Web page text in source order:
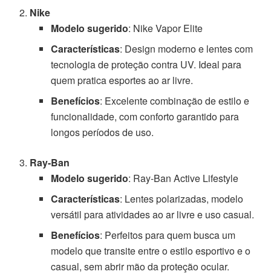
Nike
Modelo sugerido: Nike Vapor Elite
Características: Design moderno e lentes com
tecnologia de proteção contra UV. Ideal para
quem pratica esportes ao ar livre.
Benefícios: Excelente combinação de estilo e
funcionalidade, com conforto garantido para
longos períodos de uso.
Ray-Ban
Modelo sugerido: Ray-Ban Active Lifestyle
Características: Lentes polarizadas, modelo
versátil para atividades ao ar livre e uso casual.
Benefícios: Perfeitos para quem busca um
modelo que transite entre o estilo esportivo e o
casual, sem abrir mão da proteção ocular.